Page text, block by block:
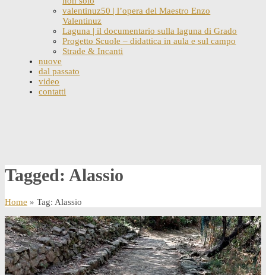
valentinuz50 | l’opera del Maestro Enzo
Valentinuz
Laguna | il documentario sulla laguna di Grado
Progetto Scuole – didattica in aula e sul campo
Strade & Incanti
nuove
dal passato
video
contatti
Tagged: Alassio
Home » Tag: Alassio